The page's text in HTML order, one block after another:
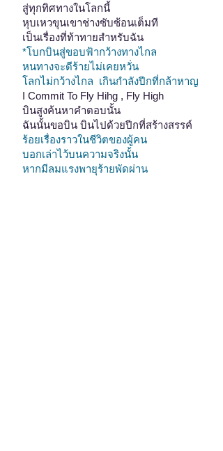
สู่ทุกทิศทางในโลกนี้
หุบเหวขุนเขาช่างซับซ้อนเต็มที
เป็นเรื่องที่ท้าทายสำหรับฉัน
*โบกบินสู่ขอบฟ้ากว้างทางไกล
หนทางจะดีร้ายไม่เคยหวั่น
โลกไม่กว้างไกล เกินกำลังปีกที่กล้าหาญ
I Commit To Fly Hihg , Fly High
บินสูงค้นหาคำตอบนั้น
ฉันนั้นขอบิน บินไปด้วยปีกที่สร้างสรรค์
ร้อยเรื่องราวในชีวิตของผู้คน
บอกเล่าไว้บนความจริงนั้น
หากมีลมแรงพายุร้ายพัดผ่าน